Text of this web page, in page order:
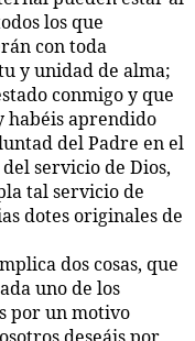
los que
con toda
y unidad de alma;
conmigo y que
habéis aprendido
del Padre en el
servicio de Dios,
tal servicio de
dotes originales de
dos cosas, que
uno de los
por un motivo